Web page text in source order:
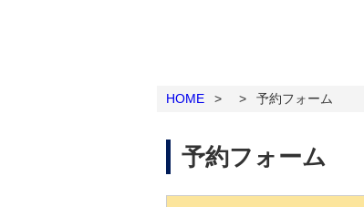
HOME > > 予約フォーム
予約フォーム